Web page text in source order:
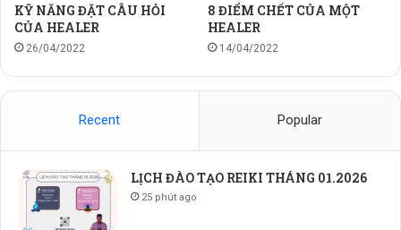
KỸ NĂNG ĐẶT CÂU HỎI
CỦA HEALER
26/04/2022
8 ĐIỂM CHẾT CỦA MỘT
HEALER
14/04/2022
Recent Popular
LỊCH ĐÀO TẠO REIKI THÁNG 01.2026
25 phút ago